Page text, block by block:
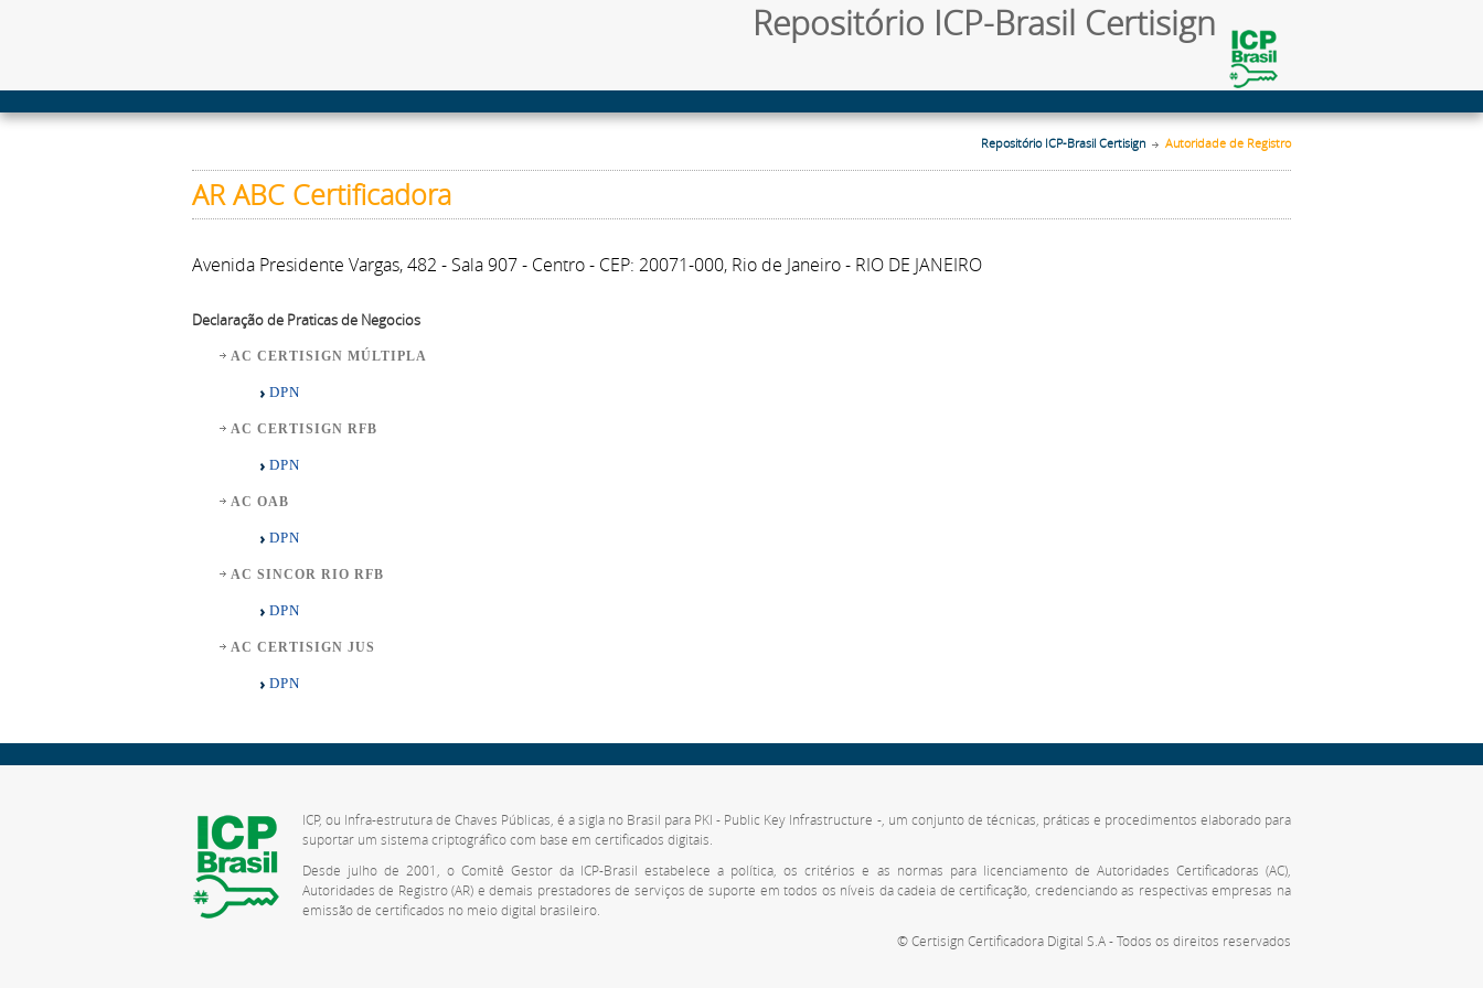
Repositório ICP-Brasil Certisign
Repositório ICP-Brasil Certisign Autoridade de Registro
AR ABC Certificadora
Avenida Presidente Vargas, 482 - Sala 907 - Centro - CEP: 20071-000, Rio de Janeiro - RIO DE JANEIRO
Declaração de Praticas de Negocios
AC CERTISIGN MÚLTIPLA
DPN
AC CERTISIGN RFB
DPN
AC OAB
DPN
AC SINCOR RIO RFB
DPN
AC CERTISIGN JUS
DPN
ICP, ou Infra-estrutura de Chaves Públicas, é a sigla no Brasil para PKI - Public Key Infrastructure -, um conjunto de técnicas, práticas e procedimentos elaborado para
suportar um sistema criptográfico com base em certificados digitais.
Desde julho de 2001, o Comitê Gestor da ICP-Brasil estabelece a política, os critérios e as normas para licenciamento de Autoridades Certificadoras (AC),
Autoridades de Registro (AR) e demais prestadores de serviços de suporte em todos os níveis da cadeia de certificação, credenciando as respectivas empresas na
emissão de certificados no meio digital brasileiro.
© Certisign Certificadora Digital S.A - Todos os direitos reservados